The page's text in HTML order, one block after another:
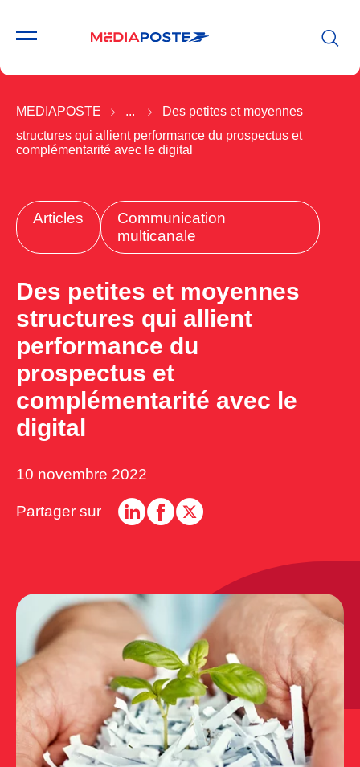
MEDIAPOSTE ...
Des petites et moyennes
structures qui allient performance du prospectus et
complémentarité avec le digital
Articles
Communication
multicanale
Des petites et moyennes
structures qui allient
performance du
prospectus et
complémentarité avec le
digital
10 novembre 2022
Partager sur